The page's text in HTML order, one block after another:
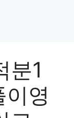
분1
영